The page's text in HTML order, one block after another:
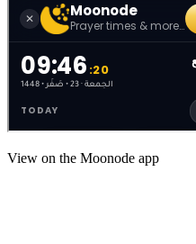
View on the Moonode app